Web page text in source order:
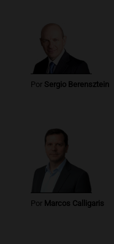
Por Sergio Berensztein
Por Marcos Calligaris